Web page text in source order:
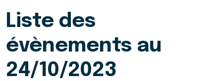
Liste des
évènements au
24/10/2023